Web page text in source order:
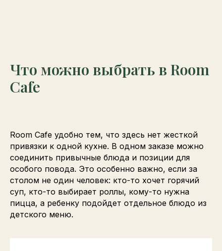
Что можно выбрать в Room
Cafe
Room Cafe удобно тем, что здесь нет жесткой
привязки к одной кухне. В одном заказе можно
соединить привычные блюда и позиции для
особого повода. Это особенно важно, если за
столом не один человек: кто-то хочет горячий
суп, кто-то выбирает роллы, кому-то нужна
пицца, а ребенку подойдет отдельное блюдо из
детского меню.